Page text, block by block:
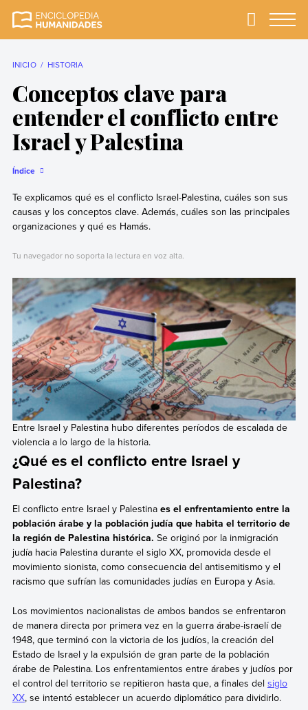
completa y más
Primary
INICIO HISTORIA
Conceptos clave para
entender el conflicto entre
Israel y Palestina
Índice
Te explicamos qué es el conflicto Israel-Palestina, cuáles son sus
causas y los conceptos clave. Además, cuáles son las principales
organizaciones y qué es Hamás.
Tu navegador no soporta la lectura en voz alta.
Entre Israel y Palestina hubo diferentes períodos de escalada de
violencia a lo largo de la historia.
¿Qué es el conflicto entre Israel y
Palestina?
El conflicto entre Israel y Palestina es el enfrentamiento entre la
población árabe y la población judía que habita el territorio de
la región de Palestina histórica. Se originó por la inmigración
judía hacia Palestina durante el siglo XX, promovida desde el
movimiento sionista, como consecuencia del antisemitismo y el
racismo que sufrían las comunidades judías en Europa y Asia.
Los movimientos nacionalistas de ambos bandos se enfrentaron
de manera directa por primera vez en la guerra árabe-israelí de
1948, que terminó con la victoria de los judíos, la creación del
Estado de Israel y la expulsión de gran parte de la población
árabe de Palestina. Los enfrentamientos entre árabes y judíos por
el control del territorio se repitieron hasta que, a finales del siglo
XX, se intentó establecer un acuerdo diplomático para dividirlo.